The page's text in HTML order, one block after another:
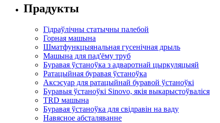
Прадукты
Гідраўлічны статычны палебой
Горная машына
Шматфункцыянальная гусенічная дрыль
Машына для пад'ёму труб
Буравая ўстаноўка з адваротнай цыркуляцыяй
Ратацыйная буравая ўстаноўка
Аксэсуар для ратацыйнай буравой ўстаноўкі
Буравыя ўстаноўкі Sinovo, якія выкарыстоўваліся
TRD машына
Буравая ўстаноўка для свідравін на ваду
Навясное абсталяванне